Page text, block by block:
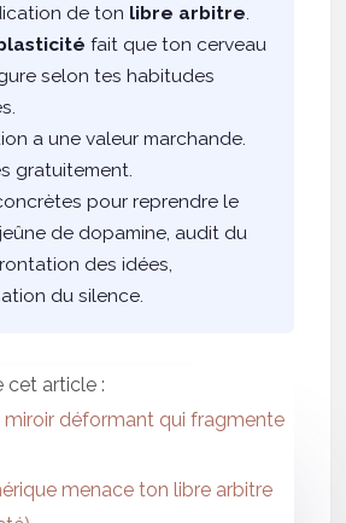
de ton libre arbitre.
fait que ton cerveau
selon tes habitudes
a une valeur marchande.
gratuitement.
pour reprendre le
de dopamine, audit du
des idées,
du silence.
cet article :
miroir déformant qui fragmente
menace ton libre arbitre